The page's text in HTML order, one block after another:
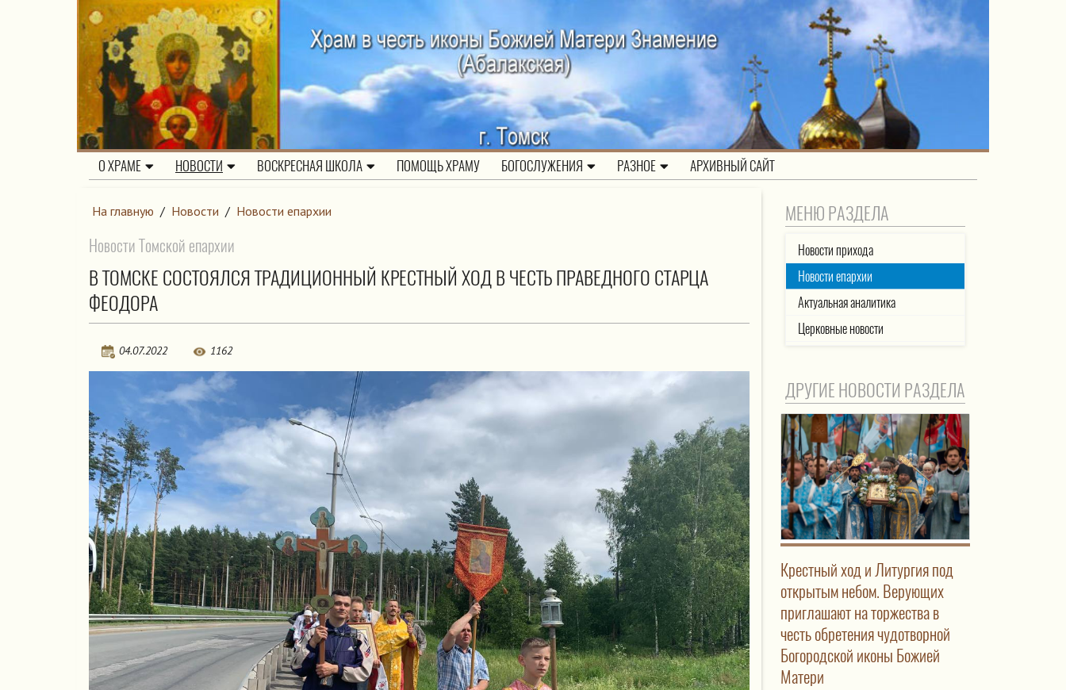
О ХРАМЕ НОВОСТИ ВОСКРЕСНАЯ ШКОЛА ПОМОЩЬ ХРАМУ БОГОСЛУЖЕНИЯ РАЗНОЕ АРХИВНЫЙ САЙТ
На главную / Новости / Новости епархии
Новости Томской епархии
В ТОМСКЕ СОСТОЯЛСЯ ТРАДИЦИОННЫЙ КРЕСТНЫЙ ХОД В ЧЕСТЬ ПРАВЕДНОГО СТАРЦА
ФЕОДОРА
04.07.2022 1162
МЕНЮ РАЗДЕЛА
Новости прихода
Новости епархии
Актуальная аналитика
Церковные новости
ДРУГИЕ НОВОСТИ РАЗДЕЛА
Крестный ход и Литургия под
открытым небом. Верующих
приглашают на торжества в
честь обретения чудотворной
Богородской иконы Божией
Матери